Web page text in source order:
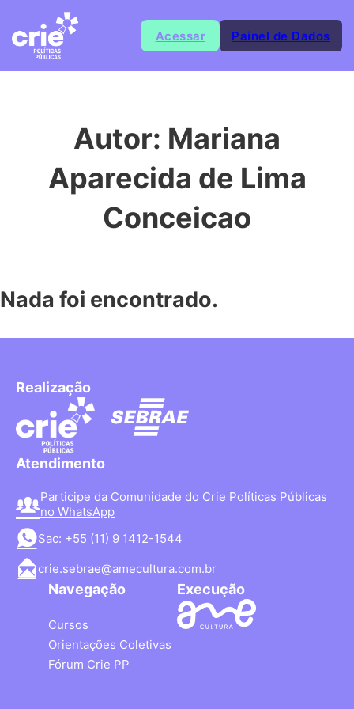
Acessar Painel de Dados
Autor: Mariana
Aparecida de Lima
Conceicao
Nada foi encontrado.
Realização
Atendimento
Participe da Comunidade do Crie Políticas Públicas
no WhatsApp
Sac: +55 (11) 9 1412-1544
crie.sebrae@amecultura.com.br
Navegação
Cursos
Orientações Coletivas
Fórum Crie PP
Execução